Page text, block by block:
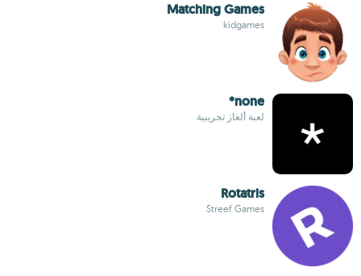
Matching Games
kidgames
none*
لعبة ألغاز تجريبية
Rotatris
Streef Games